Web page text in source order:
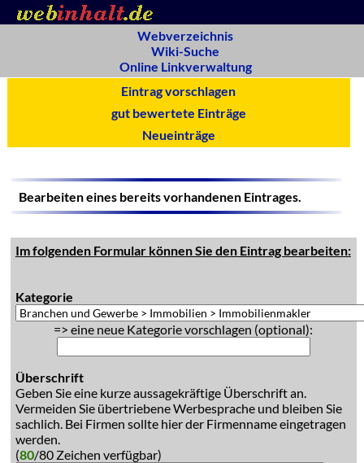
Webverzeichnis
Wiki-Suche
Online Linkverwaltung
Eintrag vorschlagen
gut bewertete Einträge
Neueinträge
Bearbeiten eines bereits vorhandenen Eintrages.
Im folgenden Formular können Sie den Eintrag bearbeiten:
Kategorie
=> eine neue Kategorie vorschlagen (optional):
Überschrift
Geben Sie eine kurze aussagekräftige Überschrift an.
Vermeiden Sie übertriebene Werbesprache und bleiben Sie
sachlich. Bei Firmen sollte hier der Firmenname eingetragen
werden.
(80/80 Zeichen verfügbar)